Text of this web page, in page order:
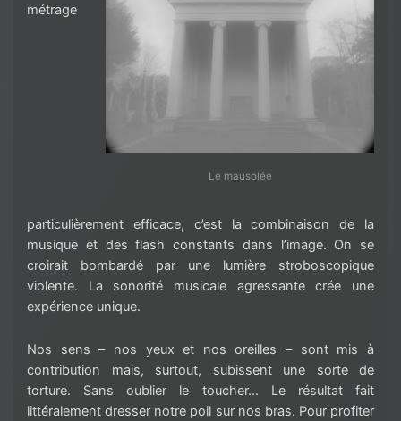
Le mausolée
métrage
particulièrement efficace, c’est la combinaison de la
musique et des flash constants dans l’image. On se
croirait bombardé par une lumière stroboscopique
violente. La sonorité musicale agressante crée une
expérience unique.
Nos sens – nos yeux et nos oreilles – sont mis à
contribution mais, surtout, subissent une sorte de
torture. Sans oublier le toucher… Le résultat fait
littéralement dresser notre poil sur nos bras. Pour profiter